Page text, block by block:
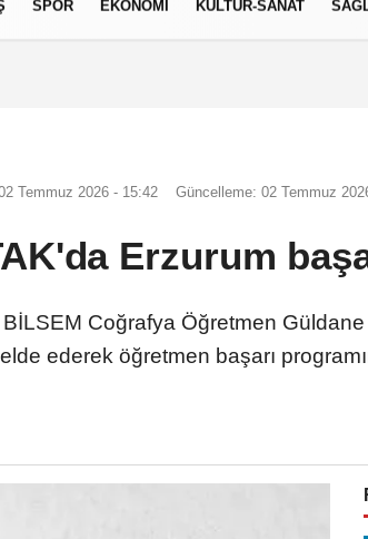
SPOR EKONOMİ KÜLTÜR-SANAT
Temmuz 2026 - 15:42 Güncelleme: 02 Temmuz
Erzurum
Coğrafya Öğretmen
ederek öğretmen başarı